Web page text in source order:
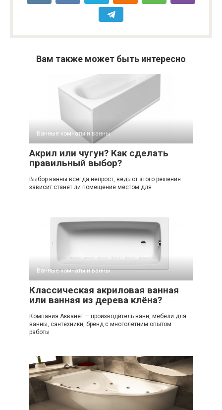
Вам также может быть интересно
Ванные комнаты и ванны
Акрил или чугун? Как сделать
правильный выбор?
Выбор ванны всегда непрост, ведь от этого решения
зависит станет ли помещение местом для
Ванные комнаты и ванны
Классическая акриловая ванная
или ванная из дерева клёна?
Компания Акванет — производитель ванн, мебели для
ванны, сантехники, бренд с многолетним опытом
работы